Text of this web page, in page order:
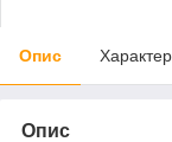
Опис
Опис